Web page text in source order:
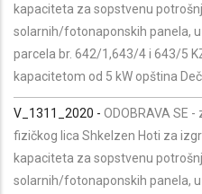
kapaciteta za sopstvenu
solarnih/fotonaponskih panela,
parcela br. 642/1,643/4 i 643/5
kapacitetom od 5 kW opština
V_1311_2020 - ODOBRAVA SE
fizičkog lica Shkelzen Hoti za
kapaciteta za sopstvenu
solarnih/fotonaponskih panela,